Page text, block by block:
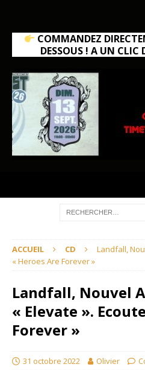
COMMANDEZ
DESSOUS ! A UN CLIC
ACCUEIL CD
Landfall,
« Heroes Are Forever »
Landfall, Nouvel
« Elevate ».
Forever »
31 octobre 2022 Olivier